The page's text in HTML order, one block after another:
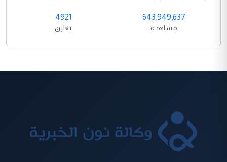
643,949,637
مشاهدة
4921
تعليق